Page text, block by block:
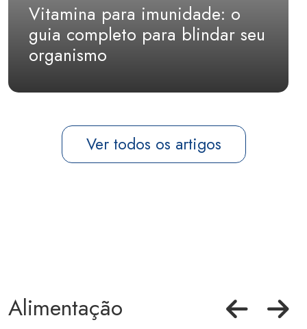
Vitamina para imunidade: o
guia completo para blindar seu
organismo
Ver todos os artigos
Alimentação